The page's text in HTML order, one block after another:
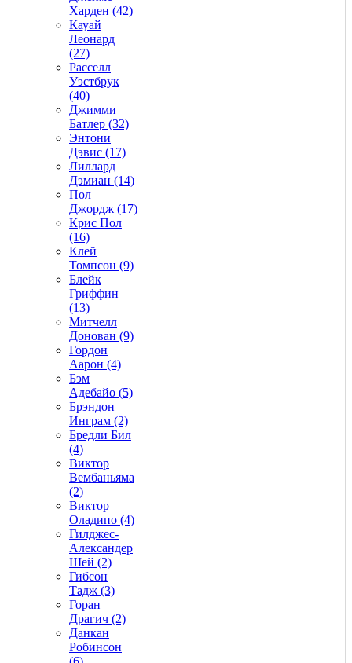
Харден (42)
Кауай
Леонард
(27)
Расселл
Уэстбрук
(40)
Джимми
Батлер (32)
Энтони
Дэвис (17)
Лиллард
Дэмиан (14)
Пол
Джордж (17)
Крис Пол
(16)
Клей
Томпсон (9)
Блейк
Гриффин
(13)
Митчелл
Донован (9)
Гордон
Аарон (4)
Бэм
Адебайо (5)
Брэндон
Инграм (2)
Бредли Бил
(4)
Виктор
Вембаньяма
(2)
Виктор
Оладипо (4)
Гилджес-
Александер
Шей (2)
Гибсон
Тадж (3)
Горан
Драгич (2)
Данкан
Робинсон